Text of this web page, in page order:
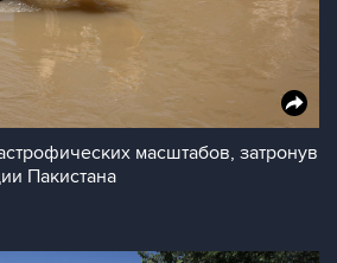
масштабов, затронув
Пакистана